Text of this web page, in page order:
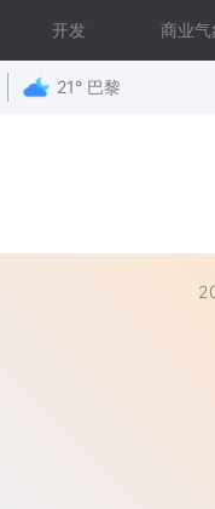
开发 商业气
21° 巴黎